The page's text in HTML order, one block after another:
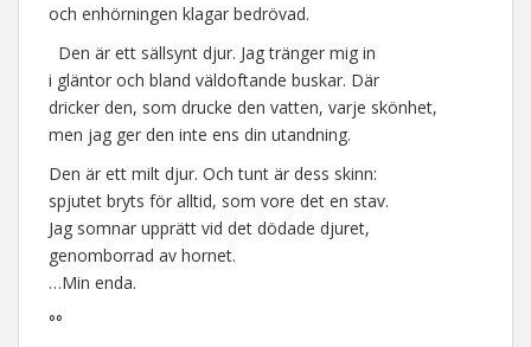
och enhörningen klagar bedrövad.
Den är ett sällsynt djur. Jag tränger mig in
i gläntor och bland väldoftande buskar. Där
dricker den, som drucke den vatten, varje skönhet,
men jag ger den inte ens din utandning.
Den är ett milt djur. Och tunt är dess skinn:
spjutet bryts för alltid, som vore det en stav.
Jag somnar upprätt vid det dödade djuret,
genomborrad av hornet.
…Min enda.
°°